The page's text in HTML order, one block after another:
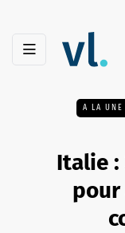
A LA UNE
Italie :